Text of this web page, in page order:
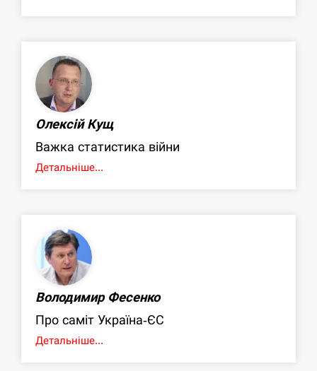
Олексій Кущ
Важка статистика війни
Детальніше...
Володимир Фесенко
Про саміт Україна-ЄС
Детальніше...